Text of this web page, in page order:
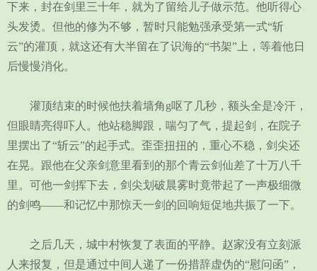
下来，封在剑里三十年，就为了留给儿子做示范。他听得心
头发烫。但他的修为不够，暂时只能勉强承受第一式“斩
云”的灌顶，就这还有大半留在了识海的“书架”上，等着他日
后慢慢消化。
灌顶结束的时候他扶着墙角g呕了几秒，额头全是冷汗，
但眼睛亮得吓人。他站稳脚跟，喘匀了气，提起剑，在院子
里摆出了“斩云”的起手式。歪歪扭扭的，重心不稳，剑尖还
在晃。跟他在父亲剑意里看到的那个青云剑仙差了十万八千
里。可他一剑挥下去，剑尖划破晨雾时竟带起了一声极细微
的剑鸣——和记忆中那惊天一剑的回响短促地共振了一下。
之后几天，城中村恢复了表面的平静。赵家没有立刻派
人来报复，但是通过中间人递了一份措辞虚伪的“慰问函”，